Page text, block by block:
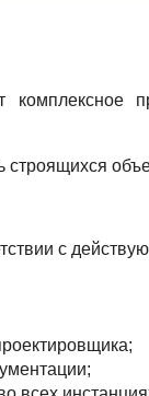
комплексное
с